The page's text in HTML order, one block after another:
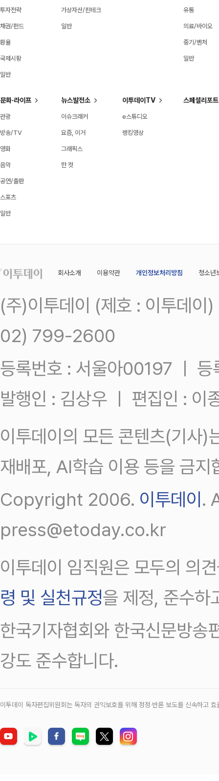
투자전략
채권/펀드
환율
국제시황
일반
가상자산/핀테크
일반
유통
의료/바이오
중기/벤처
일반
문화·라이프
관광
방송/TV
영화
음악
공연/출판
스포츠
일반
뉴스발전소
이슈크래커
요즘, 이거
그래픽스
한 컷
이투데이TV
e스튜디오
랭킹영상
스페셜리포트
회사소개 이용약관 개인정보처리방침 청소년
(주)이투데이 (제호 : 이투데
02) 799-2600
등록번호 : 서울아00197 ㅣ
발행인 : 김상우 ㅣ 편집인 : 이
이투데이의 모든 콘텐츠(기사)
재배포, AI학습 이용 등을 금지
Copyright 2006. 이투데이 .
press@etoday.co.kr
이투데이 임직원은 모두의 의
령 및 실천규정을 제정, 준수하
한국기자협회와 한국신문방송
강도 준수합니다.
이투데이 독자편집위원회는 독자의 권익보호를 위해 정정‧반론 보도를 신속하고